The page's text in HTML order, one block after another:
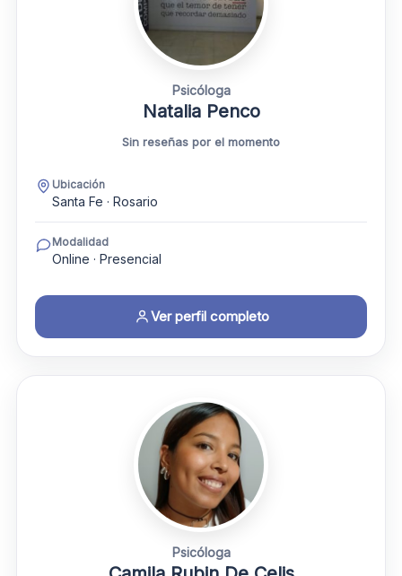
Psicóloga
Natalia Penco
Sin reseñas por el momento
Ubicación
Santa Fe · Rosario
Modalidad
Online · Presencial
Ver perfil completo
Psicóloga